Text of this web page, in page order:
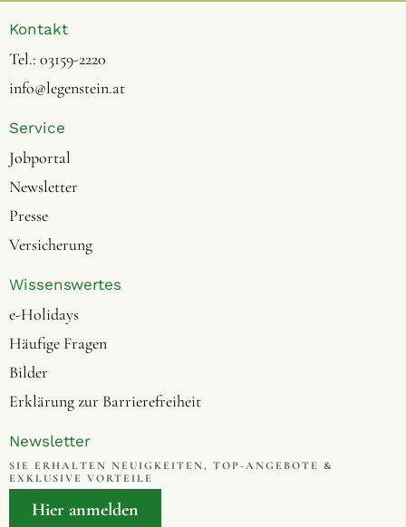
Kontakt
Tel.: 03159-2220
info@legenstein.at
Service
Jobportal
Newsletter
Presse
Versicherung
Wissenswertes
e-Holidays
Häufige Fragen
Bilder
Erklärung zur Barrierefreiheit
Newsletter
SIE ERHALTEN NEUIGKEITEN, TOP-ANGEBOTE &
EXKLUSIVE VORTEILE
Hier anmelden